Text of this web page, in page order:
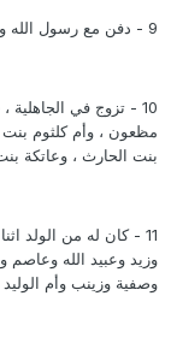
9 - دفن مع رسول الله وصاحبه أبي بكر في غرفة عائشة .
10 - تزوج في الجاهلية
مظعون ، وأم كلثوم
بنت الحارث ، وعاتكة
11 - كان له من الولد
وزيد وعبيد الله
وصفية وزينب وأم الوليد .